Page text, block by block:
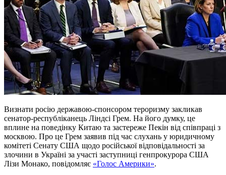
Визнати росію державою-спонсором тероризму закликав
сенатор-республіканець Ліндсі Грем. На його думку, це
вплине на поведінку Китаю та застереже Пекін від співпраці з
москвою. Про це Грем заявив під час слухань у юридичному
комітеті Сенату США щодо російської відповідальності за
злочини в Україні за участі заступниці генпрокурора США
Лізи Монако, повідомляє «Голос Америки».